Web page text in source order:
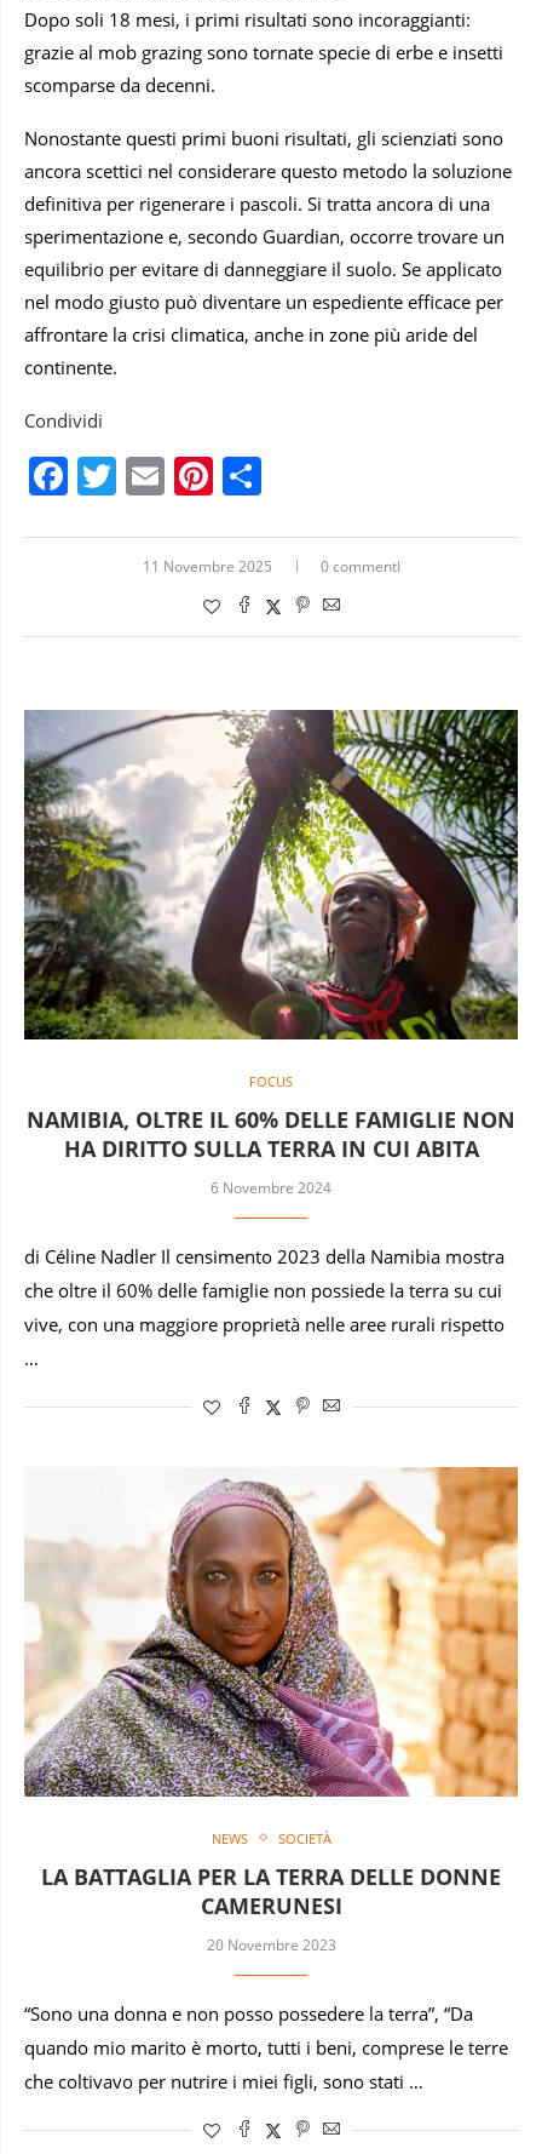
Dopo soli 18 mesi, i primi risultati sono incoraggianti:
grazie al mob grazing sono tornate specie di erbe e insetti
scomparse da decenni.
Nonostante questi primi buoni risultati, gli scienziati sono
ancora scettici nel considerare questo metodo la soluzione
definitiva per rigenerare i pascoli. Si tratta ancora di una
sperimentazione e, secondo Guardian, occorre trovare un
equilibrio per evitare di danneggiare il suolo. Se applicato
nel modo giusto può diventare un espediente efficace per
affrontare la crisi climatica, anche in zone più aride del
continente.
Condividi
Facebook
Twitter
EmailPinterest
11 Novembre 2025 0 commentI
FOCUS
NAMIBIA, OLTRE IL 60% DELLE FAMIGLIE NON
HA DIRITTO SULLA TERRA IN CUI ABITA
6 Novembre 2024
di Céline Nadler Il censimento 2023 della Namibia mostra
che oltre il 60% delle famiglie non possiede la terra su cui
vive, con una maggiore proprietà nelle aree rurali rispetto
…
NEWS SOCIETÀ
LA BATTAGLIA PER LA TERRA DELLE DONNE
CAMERUNESI
20 Novembre 2023
“Sono una donna e non posso possedere la terra”, “Da
quando mio marito è morto, tutti i beni, comprese le terre
che coltivavo per nutrire i miei figli, sono stati …